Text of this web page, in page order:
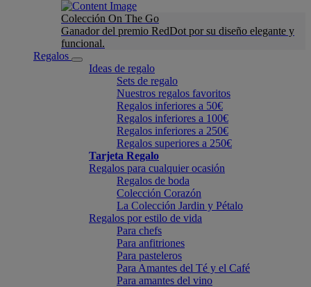
Colección On The Go
Ganador del premio RedDot por su diseño elegante y
funcional.
Regalos
Ideas de regalo
Sets de regalo
Nuestros regalos favoritos
Regalos inferiores a 50€
Regalos inferiores a 100€
Regalos inferiores a 250€
Regalos superiores a 250€
Tarjeta Regalo
Regalos para cualquier ocasión
Regalos de boda
Colección Corazón
La Colección Jardin y Pétalo
Regalos por estilo de vida
Para chefs
Para anfitriones
Para pasteleros
Para Amantes del Té y el Café
Para amantes del vino